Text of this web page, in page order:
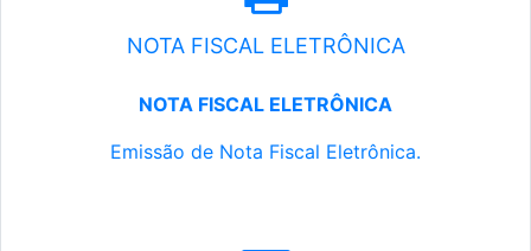
NOTA FISCAL ELETRÔNICA
NOTA FISCAL ELETRÔNICA
Emissão de Nota Fiscal Eletrônica.